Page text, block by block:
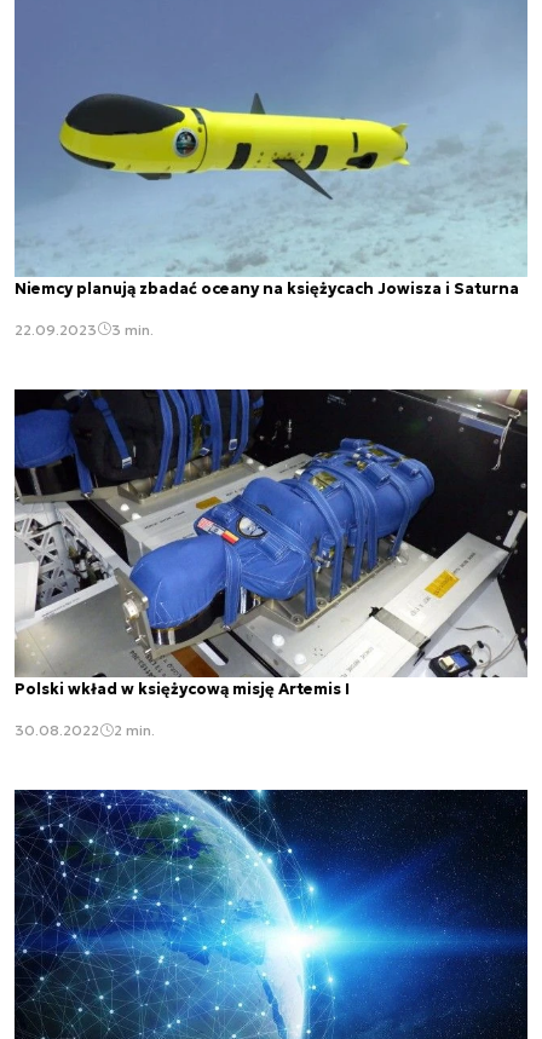
Niemcy planują zbadać oceany na księżycach Jowisza i Saturna
22.09.2023 3 min.
Polski wkład w księżycową misję Artemis I
30.08.2022 2 min.